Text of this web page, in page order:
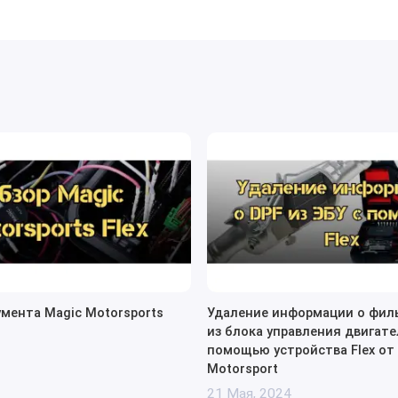
обширные возможности для точной настройки
Magic Motorsports
Удаление информации о
из блока управления
помощью устройства Flex от
Motorsport
21 Мая, 2024